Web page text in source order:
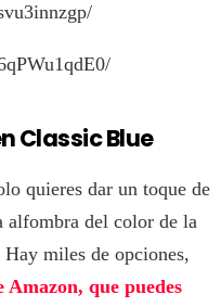
Classic Blue
quieres dar un toque de
alfombra del color de la
miles de opciones,
Amazon, que puedes